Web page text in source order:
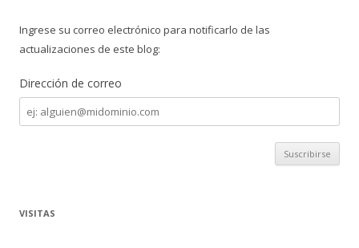
Ingrese su correo electrónico para notificarlo de las
actualizaciones de este blog:
Dirección de correo
Dirección
de
correo
VISITAS